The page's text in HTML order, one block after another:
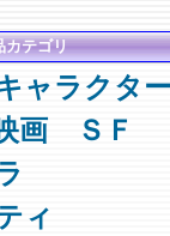
カテゴリ
ャラクタ
画 ＳＦ
ィ